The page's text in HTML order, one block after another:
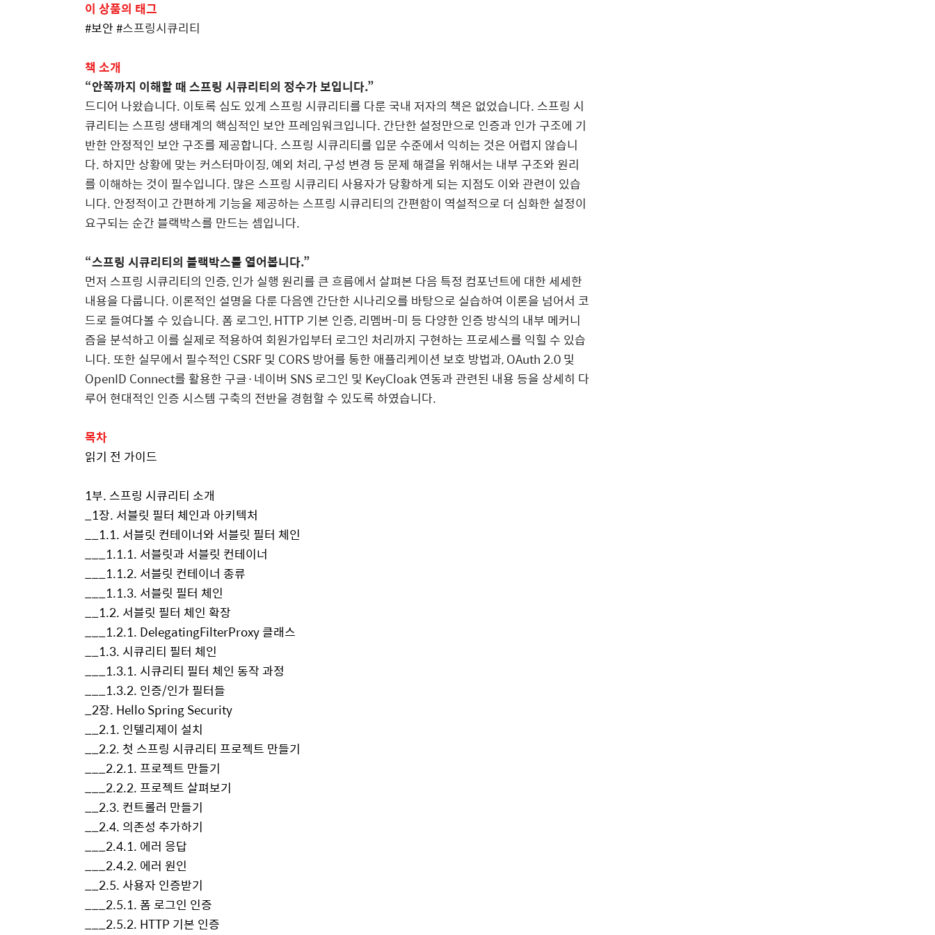
이 상품의 태그
#보안#스프링시큐리티
책 소개
“안쪽까지 이해할 때 스프링 시큐리티의 정수가 보입니다.”
드디어 나왔습니다. 이토록 심도 있게 스프링 시큐리티를 다룬 국내 저자의 책은 없었습니다. 스프링 시
큐리티는 스프링 생태계의 핵심적인 보안 프레임워크입니다. 간단한 설정만으로 인증과 인가 구조에 기
반한 안정적인 보안 구조를 제공합니다. 스프링 시큐리티를 입문 수준에서 익히는 것은 어렵지 않습니
다.하지만 상황에 맞는 커스터마이징,예외 처리,구성 변경 등 문제 해결을 위해서는 내부 구조와 원리
를 이해하는 것이 필수입니다. 많은 스프링 시큐리티 사용자가 당황하게 되는 지점도 이와 관련이 있습
니다. 안정적이고 간편하게 기능을 제공하는 스프링 시큐리티의 간편함이 역설적으로 더 심화한 설정이
요구되는 순간 블랙박스를 만드는 셈입니다.
“스프링 시큐리티의 블랙박스를 열어봅니다.”
먼저 스프링 시큐리티의 인증,인가 실행 원리를 큰 흐름에서 살펴본 다음 특정 컴포넌트에 대한 세세한
내용을 다룹니다. 이론적인 설명을 다룬 다음엔 간단한 시나리오를 바탕으로 실습하여 이론을 넘어서 코
드로 들여다볼 수 있습니다. 폼 로그인, HTTP 기본 인증,리멤버-미 등 다양한 인증 방식의 내부 메커니
즘을 분석하고 이를 실제로 적용하여 회원가입부터 로그인 처리까지 구현하는 프로세스를 익힐 수 있습
니다. 또한 실무에서 필수적인 CSRF및 CORS방어를 통한 애플리케이션 보호 방법과, OAuth 2.0및
OpenID Connect를 활용한 구글·네이버 SNS로그인 및 KeyCloak연동과 관련된 내용 등을 상세히 다
루어 현대적인 인증 시스템 구축의 전반을 경험할 수 있도록 하였습니다.
목차
읽기 전 가이드
1부. 스프링 시큐리티 소개
_1장. 서블릿 필터 체인과 아키텍처
__1.1. 서블릿 컨테이너와 서블릿 필터 체인
___1.1.1. 서블릿과 서블릿 컨테이너
___1.1.2. 서블릿 컨테이너 종류
___1.1.3. 서블릿 필터 체인
__1.2. 서블릿 필터 체인 확장
___1.2.1. DelegatingFilterProxy 클래스
__1.3. 시큐리티 필터 체인
___1.3.1. 시큐리티 필터 체인 동작 과정
___1.3.2. 인증/인가 필터들
_2장. Hello Spring Security
__2.1. 인텔리제이 설치
__2.2. 첫 스프링 시큐리티 프로젝트 만들기
___2.2.1. 프로젝트 만들기
___2.2.2. 프로젝트 살펴보기
__2.3. 컨트롤러 만들기
__2.4. 의존성 추가하기
___2.4.1. 에러 응답
___2.4.2. 에러 원인
__2.5. 사용자 인증받기
___2.5.1. 폼 로그인 인증
___2.5.2. HTTP 기본 인증